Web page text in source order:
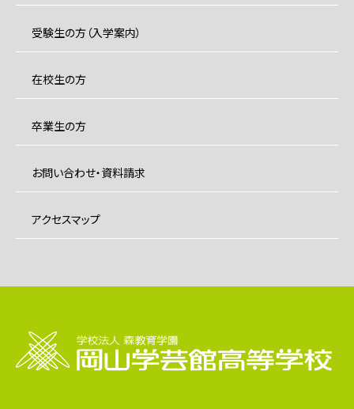
受験生の方（入学案内）
在校生の方
卒業生の方
お問い合わせ・資料請求
アクセスマップ